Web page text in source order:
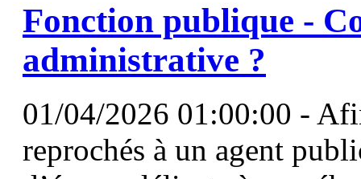
Fonction publique -
administrative ?
01/04/2026 01:00:00 -
reprochés à un agent